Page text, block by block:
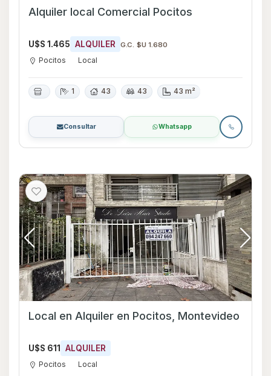
Alquiler local Comercial Pocitos
U$S 1.465 ALQUILER G.C. $U 1.680
Pocitos Local
1 43 43 43 m²
Consultar Whatsapp
Local en Alquiler en Pocitos, Montevideo
U$S 611 ALQUILER
Pocitos Local